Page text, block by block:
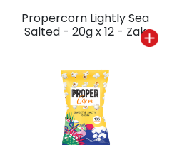
Propercorn Lightly Sea
Salted - 20g x 12 - Zak